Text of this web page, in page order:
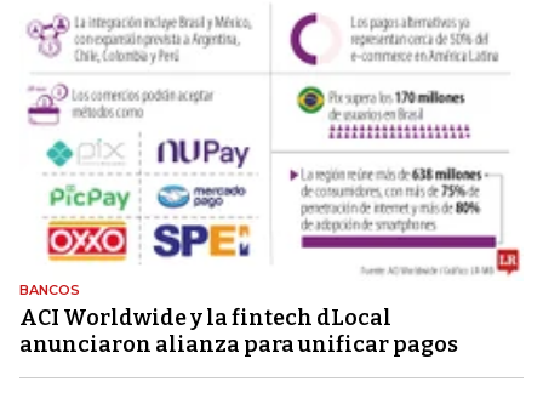
BANCOS
ACI Worldwide y la fintech dLocal
anunciaron alianza para unificar pagos